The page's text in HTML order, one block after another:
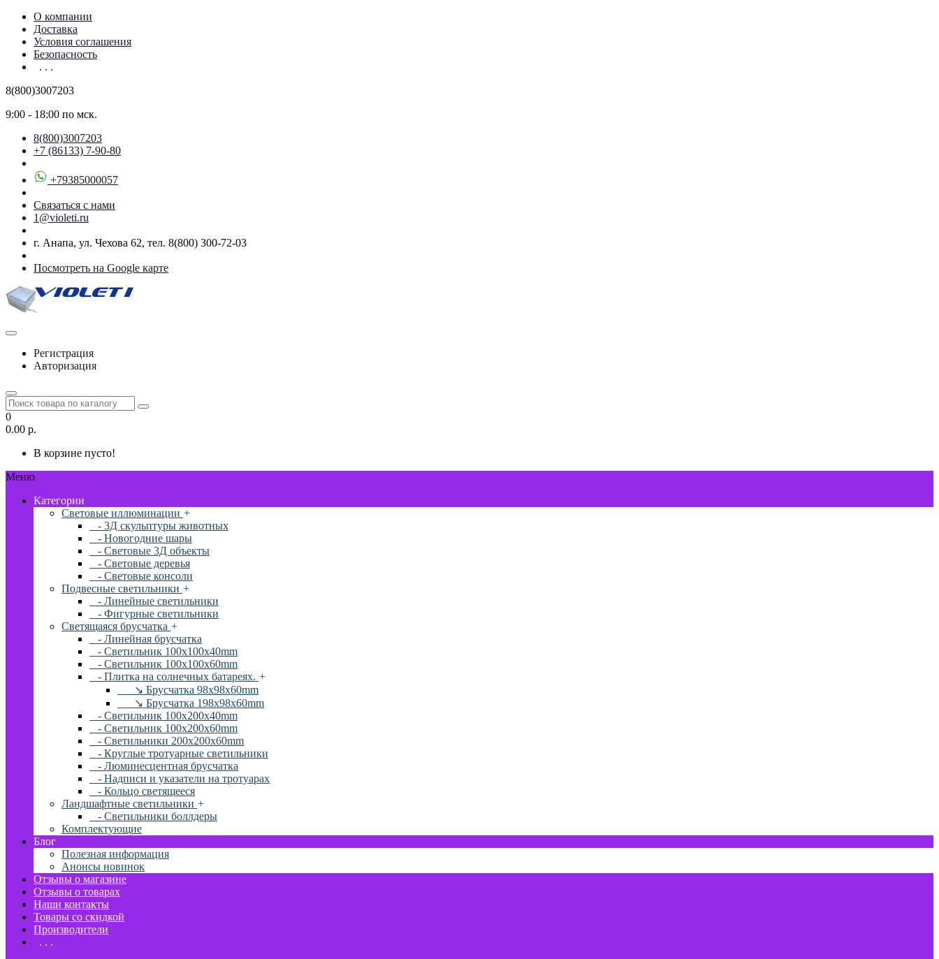
О компании
Доставка
Условия соглашения
Безопасность
. . .
8(800)3007203
9:00 - 18:00 по мск.
8(800)3007203
+7 (86133) 7-90-80
+79385000057
Связаться с нами
1@violeti.ru
г. Анапа, ул. Чехова 62, тел. 8(800) 300-72-03
Посмотреть на Google карте
Регистрация
Авторизация
0
0.00 р.
В корзине пусто!
Меню
Категории
Световые иллюминации +
- 3Д скульптуры животных
- Новогодние шары
- Световые 3Д объекты
- Световые деревья
- Световые консоли
Подвесные светильники +
- Линейные светильники
- Фигурные светильники
Светящаяся брусчатка +
- Линейная брусчатка
- Светильник 100x100x40mm
- Светильник 100x100x60mm
- Плитка на солнечных батареях. +
↘ Брусчатка 98x98x60mm
↘ Брусчатка 198x98x60mm
- Светильник 100x200x40mm
- Светильник 100x200x60mm
- Светильники 200x200x60mm
- Круглые тротуарные светильники
- Люминесцентная брусчатка
- Надписи и указатели на тротуарах
- Кольцо светящееся
Ландшафтные светильники +
- Светильники боллдеры
Комплектующие
Блог
Полезная информация
Анонсы новинок
Отзывы о магазине
Отзывы о товарах
Наши контакты
Товары со скидкой
Производители
. . .